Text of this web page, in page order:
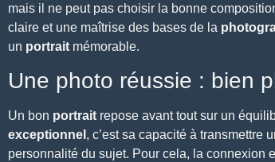
mais il ne peut pas choisir la bonne
claire et une maîtrise des bases de la
un portrait mémorable.
Une photo réussie : bien
Un bon portrait repose avant tout sur un
exceptionnel , c’est sa capacité à transmettre
personnalité du sujet. Pour cela, la connexion